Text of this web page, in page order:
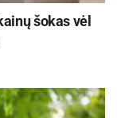
šokas vėl